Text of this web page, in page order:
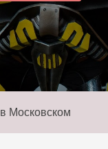
в Московском